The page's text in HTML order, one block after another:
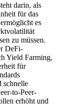
darin, als
für das
es
zu müssen.
DeFi-
Yield Farming,
für
schnelle
to-Peer-
erhöht und